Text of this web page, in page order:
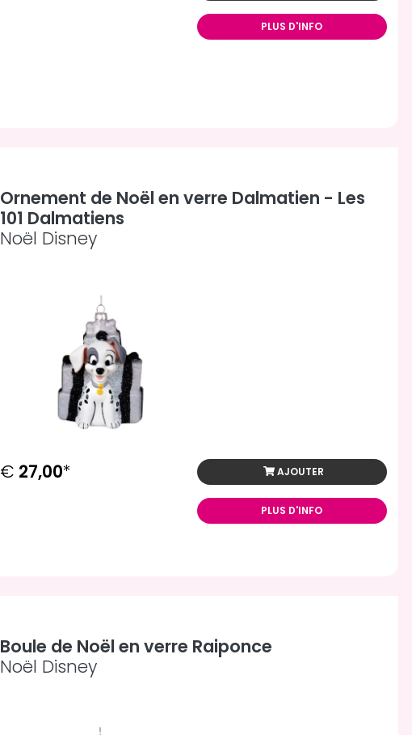
PLUS D'INFO
Ornement de Noël en verre Dalmatien - Les
101 Dalmatiens
Noël Disney
€ 27,00* AJOUTER
PLUS D'INFO
Boule de Noël en verre Raiponce
Noël Disney